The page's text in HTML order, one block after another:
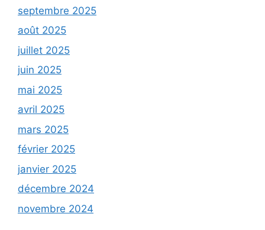
septembre 2025
août 2025
juillet 2025
juin 2025
mai 2025
avril 2025
mars 2025
février 2025
janvier 2025
décembre 2024
novembre 2024